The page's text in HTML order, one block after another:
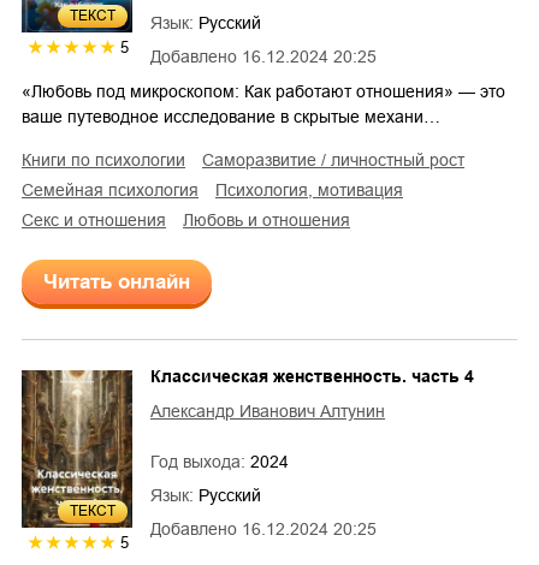
ТЕКСТ
5 Добавлено 16.12.2024 20:25
Язык: Русский
«Любовь под микроскопом: Как работают отношения» — это
ваше путеводное исследование в скрытые механи…
книги по психологии
саморазвитие / личностный рост
семейная психология
психология, мотивация
секс и отношения
любовь и отношения
Читать онлайн
ТЕКСТ
5
Добавлено 16.12.2024 20:25
Классическая женственность. часть 4
Александр Иванович Алтунин
Год выхода: 2024
Язык: Русский